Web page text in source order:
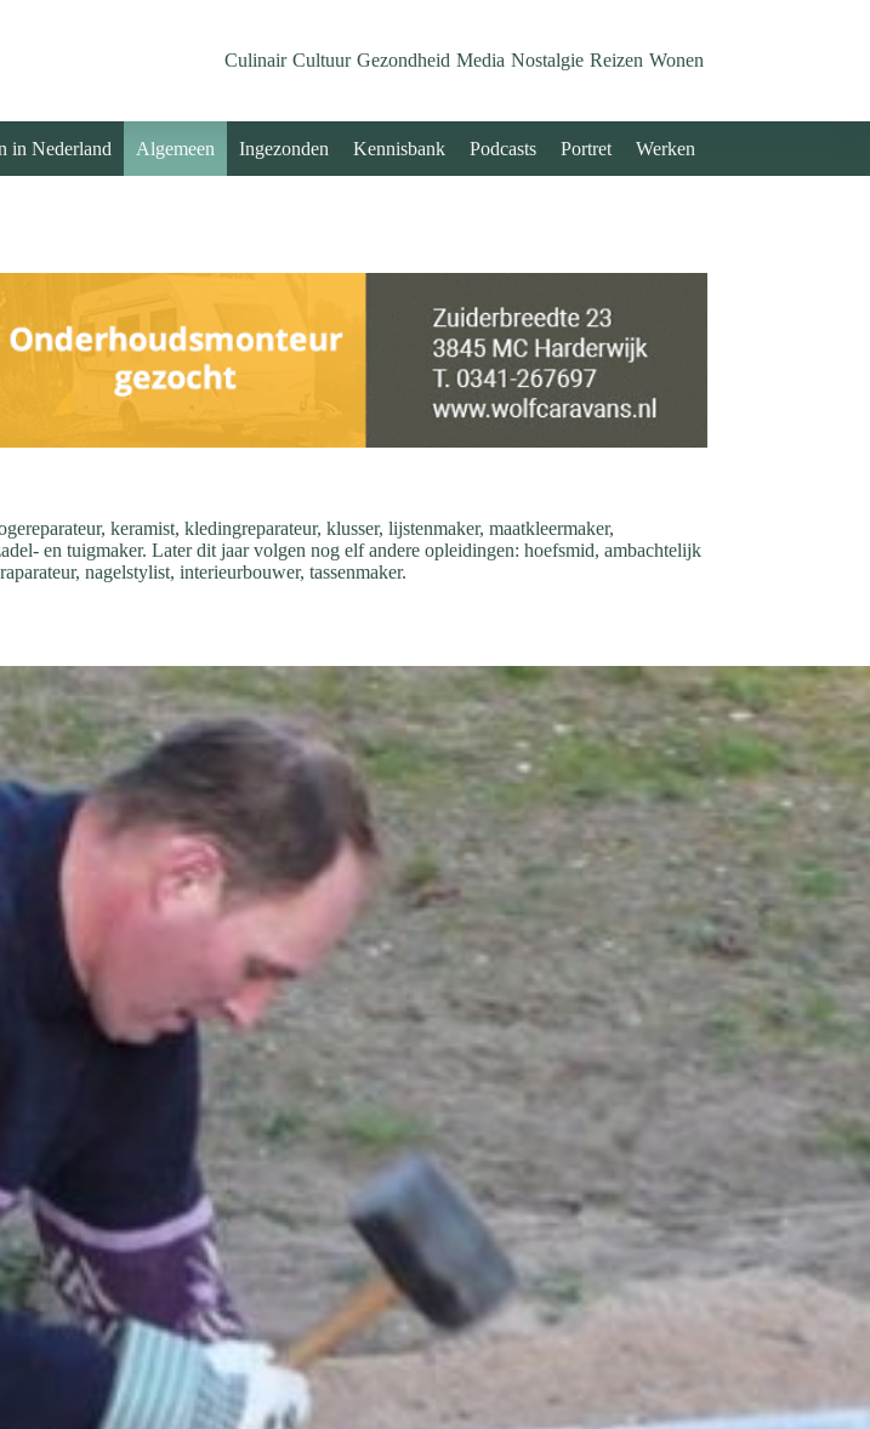
Culinair Cultuur Gezondheid Media Nostalgie Reizen Wonen
in Nederland Algemeen Ingezonden Kennisbank Podcasts Portret Werken
keramist, kledingreparateur, klusser, lijstenmaker, maatkleermaker,
en tuigmaker. Later dit jaar volgen nog elf andere opleidingen: hoefsmid, ambachtelijk
nagelstylist, interieurbouwer, tassenmaker.